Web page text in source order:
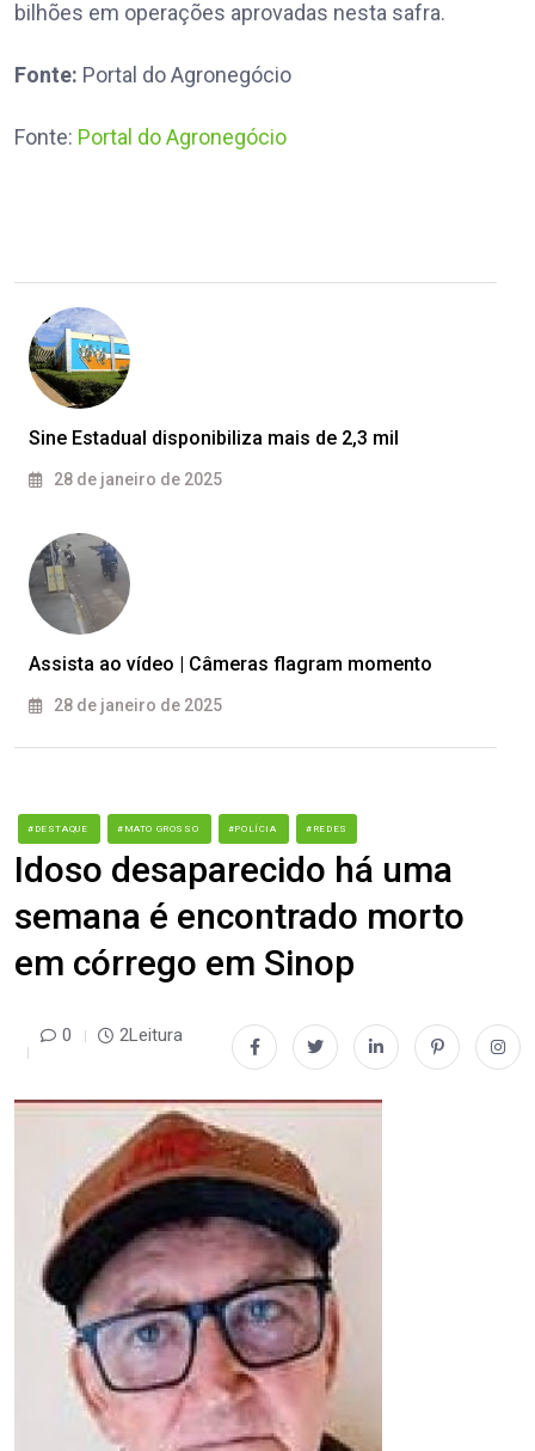
bilhões em operações aprovadas nesta safra.
Fonte: Portal do Agronegócio
Fonte: Portal do Agronegócio
Sine Estadual disponibiliza mais de 2,3 mil
28 de janeiro de 2025
Assista ao vídeo | Câmeras flagram momento
28 de janeiro de 2025
#DESTAQUE #MATO GROSSO #POLÍCIA #REDES
Idoso desaparecido há uma
semana é encontrado morto
em córrego em Sinop
0 2Leitura